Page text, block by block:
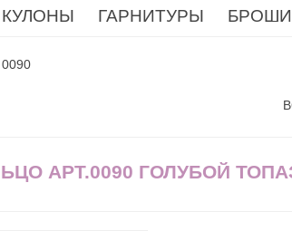
КУЛОНЫ ГАРНИТУРЫ БРОШИ
АРТ.0090 ГОЛУБОЙ